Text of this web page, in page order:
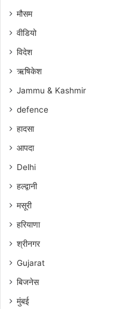
मौसम
वीडियो
विदेश
ऋषिकेश
Jammu & Kashmir
defence
हादसा
आपदा
Delhi
हल्द्वानी
मसूरी
हरियाणा
श्रीनगर
Gujarat
बिजनेस
मुंबई